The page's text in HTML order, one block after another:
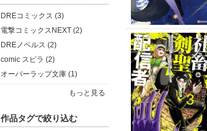
DREコミックス (3)
電撃コミックスNEXT (2)
DREノベルス (2)
comic スピラ (2)
オーバーラップ文庫 (1)
もっと見る
作品タグで絞り込む